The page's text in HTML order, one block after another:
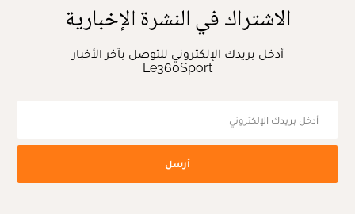
الاشتراك في النشرة الإخبارية
أدخل بريدك الإلكتروني للتوصل بآخر الأخبار
Le360Sport
أرسل